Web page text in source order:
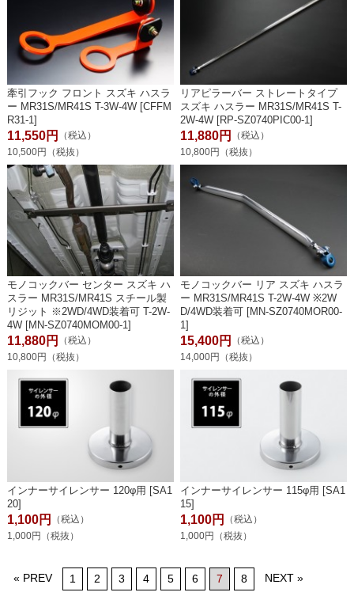
牽引フック フロント スズキ ハスラ
ー MR31S/MR41S T-3W-4W [CFFM
R31-1]
11,550円
（税込）
10,500円（税抜）
リアピラーバー ストレートタイプ
スズキ ハスラー MR31S/MR41S T-
2W-4W [RP-SZ0740PIC00-1]
11,880円
（税込）
10,800円（税抜）
モノコックバー センター スズキ ハ
スラー MR31S/MR41S スチール製
リジット ※2WD/4WD装着可 T-2W-
4W [MN-SZ0740MOM00-1]
11,880円
（税込）
10,800円（税抜）
モノコックバー リア スズキ ハスラ
ー MR31S/MR41S T-2W-4W ※2W
D/4WD装着可 [MN-SZ0740MOR00-
1]
15,400円
（税込）
14,000円（税抜）
インナーサイレンサー 120φ用 [SA1
20]
1,100円
（税込）
1,000円（税抜）
インナーサイレンサー 115φ用 [SA1
15]
1,100円
（税込）
1,000円（税抜）
« PREV 1 2 3 4 5 6 7 8 NEXT »